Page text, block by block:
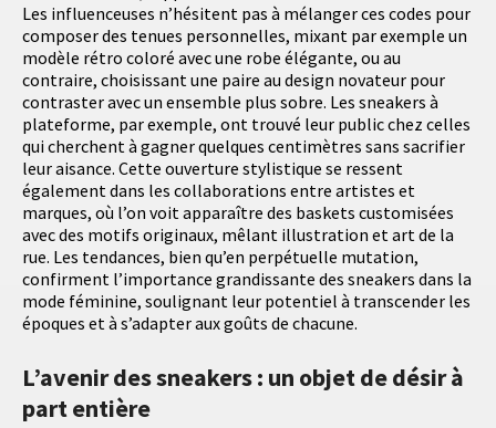
Les influenceuses n’hésitent pas à mélanger ces codes pour
composer des tenues personnelles, mixant par exemple un
modèle rétro coloré avec une robe élégante, ou au
contraire, choisissant une paire au design novateur pour
contraster avec un ensemble plus sobre. Les sneakers à
plateforme, par exemple, ont trouvé leur public chez celles
qui cherchent à gagner quelques centimètres sans sacrifier
leur aisance. Cette ouverture stylistique se ressent
également dans les collaborations entre artistes et
marques, où l’on voit apparaître des baskets customisées
avec des motifs originaux, mêlant illustration et art de la
rue. Les tendances, bien qu’en perpétuelle mutation,
confirment l’importance grandissante des sneakers dans la
mode féminine, soulignant leur potentiel à transcender les
époques et à s’adapter aux goûts de chacune.
L’avenir des sneakers : un objet de désir à
part entière